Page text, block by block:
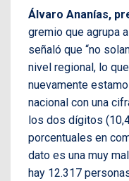
Álvaro Ananías,
gremio que agrupa
señaló que “no
nivel regional, lo
nuevamente
nacional con una
los dos dígitos
porcentuales en
dato es una muy
hay 12.317